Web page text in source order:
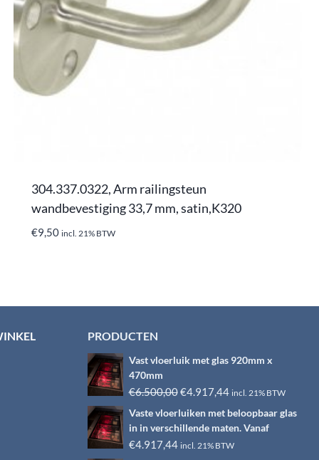
304.337.0322, Arm railingsteun
wandbevestiging 33,7 mm, satin,K320
€9,50 incl. 21% BTW
PRODUCTEN
Vast vloerluik met glas 920mm x
470mm
€6.500,00Oorspronkelijke
prijs
was:
€6.500,00.
€4.917,44Huidige
prijs
is:
€4.917,44.
incl. 21% BTW
Vaste vloerluiken met beloopbaar glas
in in verschillende maten. Vanaf
€4.917,44 incl. 21% BTW